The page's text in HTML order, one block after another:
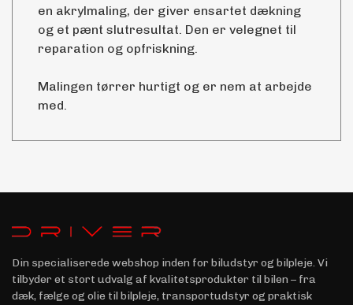
en akrylmaling, der giver ensartet dækning
og et pænt slutresultat. Den er velegnet til
reparation og opfriskning.
Malingen tørrer hurtigt og er nem at arbejde
med.
Din specialiserede webshop inden for biludstyr og bilpleje. Vi
tilbyder et stort udvalg af kvalitetsprodukter til bilen – fra
dæk, fælge og olie til bilpleje, transportudstyr og praktisk